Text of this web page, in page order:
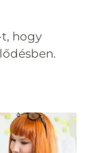
hogy